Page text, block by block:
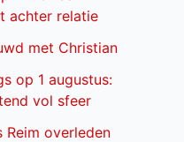
achter relatie
met Christian
op 1 augustus:
vol sfeer
Reim overleden